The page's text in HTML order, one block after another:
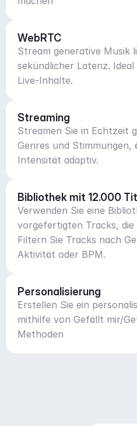
WebRTC
Stream generative Musik
sekündlicher Latenz.
Live-Inhalte.
Streaming
Streamen Sie in Echtzeit
Genres und Stimmungen,
Intensität adaptiv.
Bibliothek mit 12.000
Verwenden Sie eine
vorgefertigten Tracks,
Filtern Sie Tracks nach
Aktivität oder BPM.
Personalisierung
Erstellen Sie ein
mithilfe von Gefällt mir/
Methoden